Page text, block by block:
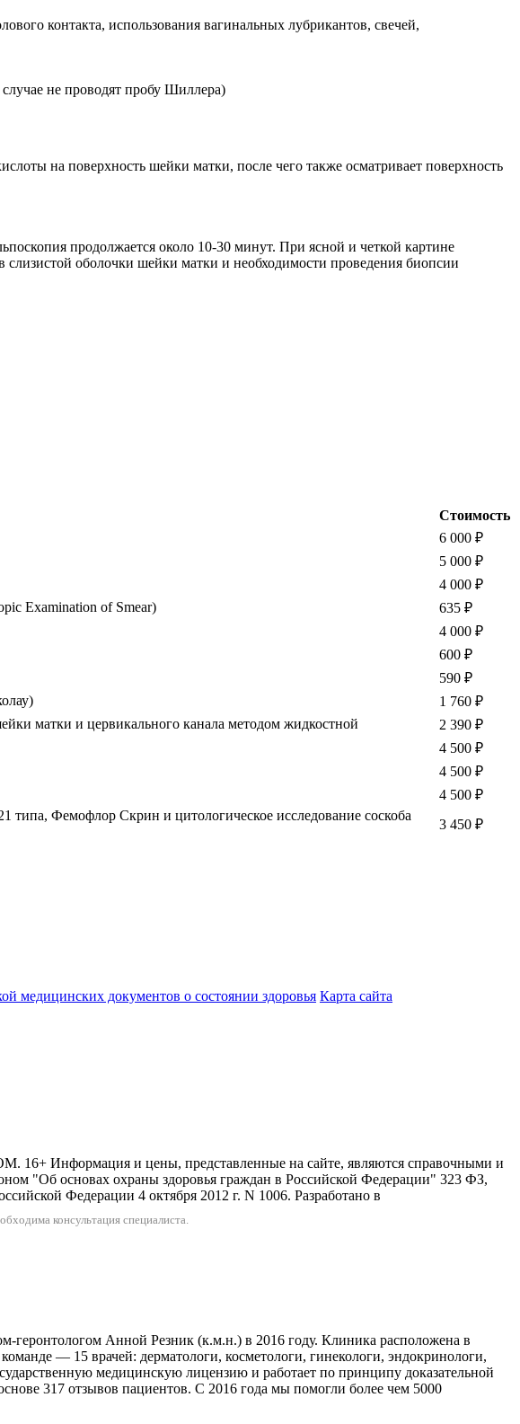
контакта, использования вагинальных лубрикантов, свечей,
не проводят пробу Шиллера)
на поверхность шейки матки, после чего также осматривает поверхность
продолжается около 10-30 минут. При ясной и четкой картине
оболочки шейки матки и необходимости проведения биопсии
Стоимость
6 000 ₽
5 000 ₽
4 000 ₽
Examination of Smear)
635 ₽
4 000 ₽
600 ₽
590 ₽
1 760 ₽
матки и цервикального канала методом жидкостной
2 390 ₽
4 500 ₽
4 500 ₽
4 500 ₽
Фемофлор Скрин и цитологическое исследование соскоба
3 450 ₽
медицинских документов о состоянии здоровья Карта сайта
и цены, представленные на сайте, являются справочными и
"Об основах охраны здоровья граждан в Российской Федерации" 323 ФЗ,
Федерации 4 октября 2012 г. N 1006. Разработано в
консультация специалиста.
Анной Резник (к.м.н.) в 2016 году. Клиника расположена в
— 15 врачей: дерматологи, косметологи, гинекологи, эндокринологи,
медицинскую лицензию и работает по принципу доказательной
317 отзывов пациентов. С 2016 года мы помогли более чем 5000